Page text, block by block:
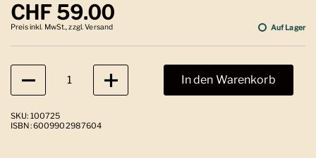
Regulärer Preis
CHF 59.00
Preis inkl. MwSt., zzgl. Versand Auf Lager
Anzahl
In den Warenkorb
SKU: 100725
ISBN: 6009902987604